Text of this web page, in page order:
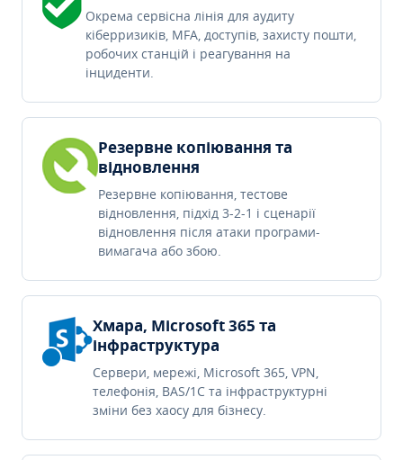
Окрема сервісна лінія для аудиту
кіберризиків, MFA, доступів, захисту пошти,
робочих станцій і реагування на
інциденти.
Резервне копіювання та
відновлення
Резервне копіювання, тестове
відновлення, підхід 3-2-1 і сценарії
відновлення після атаки програми-
вимагача або збою.
Хмара, Microsoft 365 та
інфраструктура
Сервери, мережі, Microsoft 365, VPN,
телефонія, BAS/1C та інфраструктурні
зміни без хаосу для бізнесу.